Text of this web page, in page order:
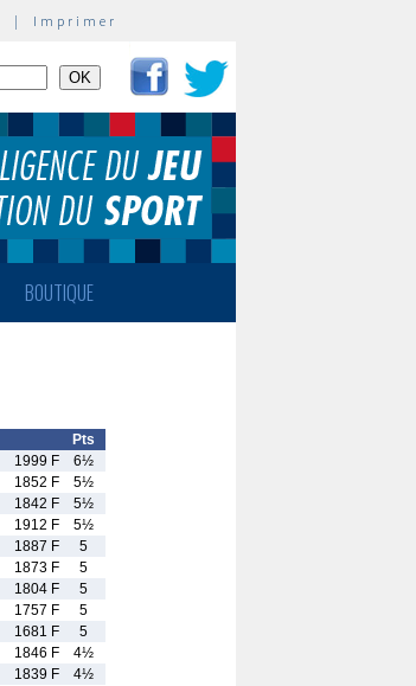
| Imprimer
BOUTIQUE
Pts
1999 F
6½
1852 F
5½
1842 F
5½
1912 F
5½
1887 F
5
1873 F
5
1804 F
5
1757 F
5
1681 F
5
1846 F
4½
1839 F
4½